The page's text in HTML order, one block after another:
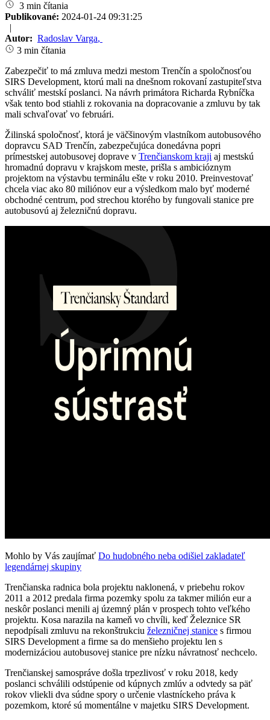
3 min čítania
Publikované: 2024-01-24 09:31:25
|
Autor: Radoslav Varga,
3 min čítania
Zabezpečiť to má zmluva medzi mestom Trenčín a spoločnosťou
SIRS Development, ktorú mali na dnešnom rokovaní zastupiteľstva
schváliť mestskí poslanci. Na návrh primátora Richarda Rybníčka
však tento bod stiahli z rokovania na dopracovanie a zmluvu by tak
mali schvaľovať vo februári.
Žilinská spoločnosť, ktorá je väčšinovým vlastníkom autobusového
dopravcu SAD Trenčín, zabezpečujúca donedávna popri
prímestskej autobusovej doprave v Trenčianskom kraji aj mestskú
hromadnú dopravu v krajskom meste, prišla s ambicióznym
projektom na výstavbu terminálu ešte v roku 2010. Preinvestovať
chcela viac ako 80 miliónov eur a výsledkom malo byť moderné
obchodné centrum, pod strechou ktorého by fungovali stanice pre
autobusovú aj železničnú dopravu.
Mohlo by Vás zaujímať Do hudobného neba odišiel zakladateľ
legendárnej skupiny
Trenčianska radnica bola projektu naklonená, v priebehu rokov
2011 a 2012 predala firma pozemky spolu za takmer milión eur a
neskôr poslanci menili aj územný plán v prospech tohto veľkého
projektu. Kosa narazila na kameň vo chvíli, keď Železnice SR
nepodpísali zmluvu na rekonštrukciu železničnej stanice s firmou
SIRS Development a firme sa do menšieho projektu len s
modernizáciou autobusovej stanice pre nízku návratnosť nechcelo.
Trenčianskej samospráve došla trpezlivosť v roku 2018, kedy
poslanci schválili odstúpenie od kúpnych zmlúv a odvtedy sa päť
rokov vliekli dva súdne spory o určenie vlastníckeho práva k
pozemkom, ktoré sú momentálne v majetku SIRS Development.